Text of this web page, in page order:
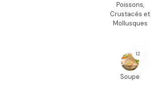
Poissons,
Crustacés et
Mollusques
12
Soupe